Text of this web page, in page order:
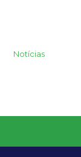
Notícias